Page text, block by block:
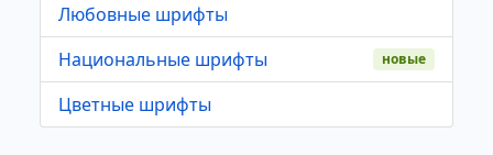
Любовные шрифты
Национальные шрифты
новые
Цветные шрифты